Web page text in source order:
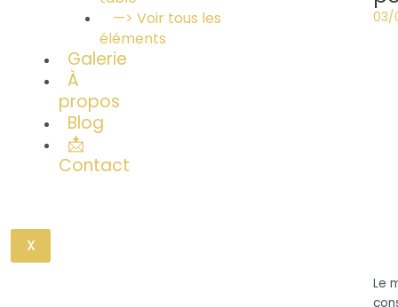
—> Voir tous les
éléments
Galerie
À
propos
Blog
📩
Contact
X
03/
Le